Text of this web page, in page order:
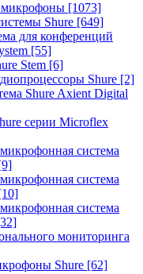
[1073]
Shure [649]
для конференций
[55]
Stem [6]
Shure [2]
Shure Axient Digital
серии Microflex
система
система
система
мониторинга
Shure [62]